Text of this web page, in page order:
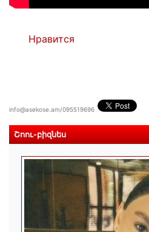
Нравится
info@asekose.am/095519696
Շոու-բիզնես